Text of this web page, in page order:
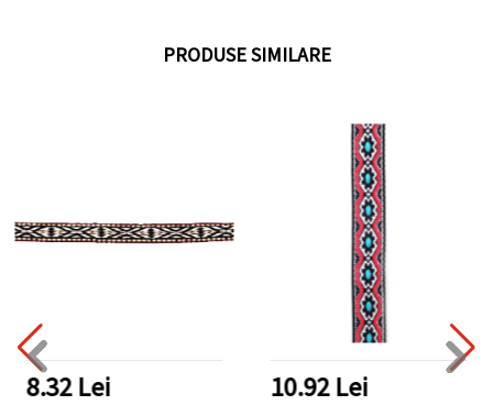
PRODUSE SIMILARE
8.32 Lei 10.92 Lei